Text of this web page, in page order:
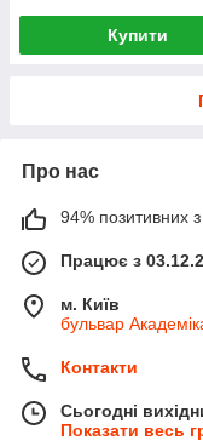
Купити
Про нас
94% позитивних з
Працює з
м. Київ
бульвар
Контакти
Сьогодні
Показати весь